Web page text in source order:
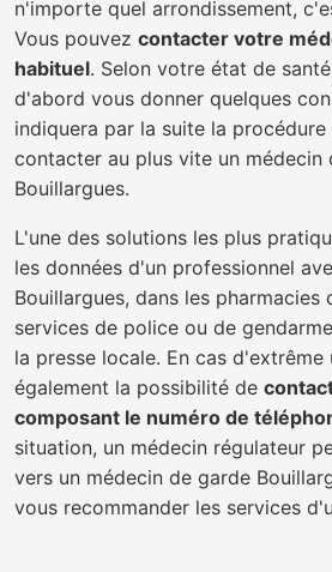
n'importe quel arrondissement,
Vous pouvez contacter votre
habituel. Selon votre état de
d'abord vous donner quelques
indiquera par la suite la
contacter au plus vite un médecin
Bouillargues.
L'une des solutions les plus
les données d'un professionnel
Bouillargues, dans les pharmacies
services de police ou de
la presse locale. En cas d'extrême
également la possibilité de
composant le numéro de
situation, un médecin régulateur
vers un médecin de garde
vous recommander les services